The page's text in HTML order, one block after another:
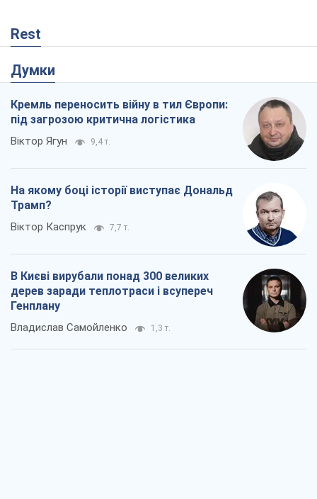
Rest
Думки
Кремль переносить війну в тил Європи:
під загрозою критична логістика
Віктор Ягун 9,4 т.
На якому боці історії виступає Дональд
Трамп?
Віктор Каспрук 7,7 т.
В Києві вирубали понад 300 великих
дерев заради теплотраси і всупереч
Генплану
Владислав Самойленко 1,3 т.